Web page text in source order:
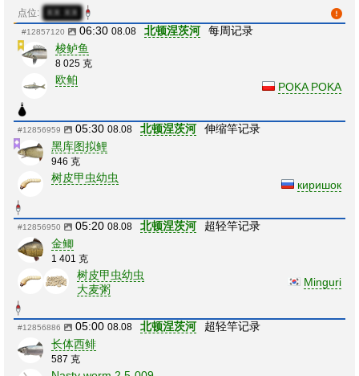
点位: XX:XX
#12857120 06:30 08.08 北顿涅茨河
每周记录
梭鲈鱼
8 025 克
欧鲌
POKA POKA
#12856959 05:30 08.08 北顿涅茨河
伸缩竿记录
黑库图拟鲤
946 克
树皮甲虫幼虫
киришок
#12856950 05:20 08.08 北顿涅茨河
超轻竿记录
金鲫
1 401 克
树皮甲虫幼虫
大麦粥
Minguri
#12856886 05:00 08.08 北顿涅茨河
超轻竿记录
长体西鲱
587 克